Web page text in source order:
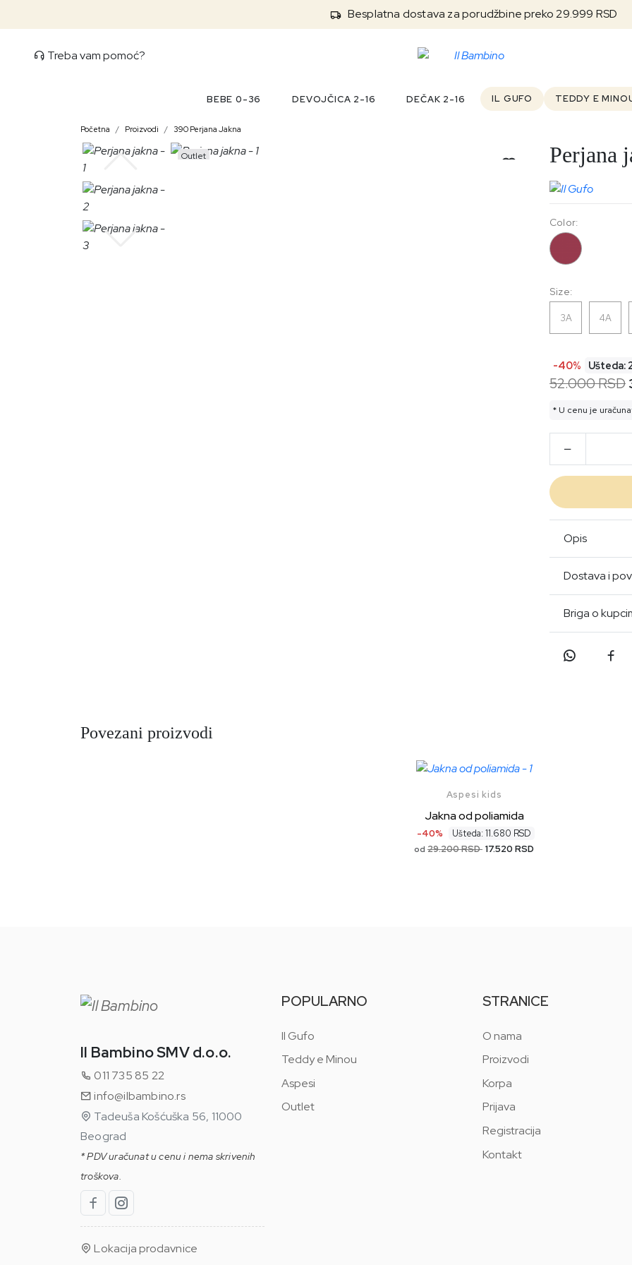
Besplatna dostava za porudžbine preko 29.999 RSD
Treba vam pomoć?
BEBE 0-36 DEVOJČICA 2-16 DEČAK 2-16 IL GUFO TEDDY E
Početna Proizvodi 390 Perjana Jakna
Outlet Outlet
Perjana
Size:
3A 4A
Color:
-40% Ušteda:
52.000 RSD
* U cenu je
Opis
Dostava i
Briga o
Povezani proizvodi
Aspesi kids
Jakna od poliamida
-40% Ušteda: 11.680 RSD
od 29.200 RSD 17.520 RSD
Il Bambino SMV d.o.o.
011 735 85 22
info@ilbambino.rs
Tadeuša Košćuška 56, 11000
Beograd
* PDV uračunat u cenu i nema skrivenih
troškova.
Lokacija prodavnice
POPULARNO
Il Gufo
Teddy e Minou
Aspesi
Outlet
STRANICE
O nama
Proizvodi
Korpa
Prijava
Registracija
Kontakt